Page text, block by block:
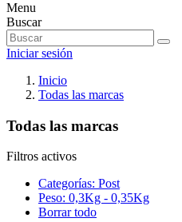
Menu
Buscar
Iniciar sesión
Inicio
Todas las marcas
Todas las marcas
Filtros activos
Categorías: Post
Peso: 0,3Kg - 0,35Kg
Borrar todo